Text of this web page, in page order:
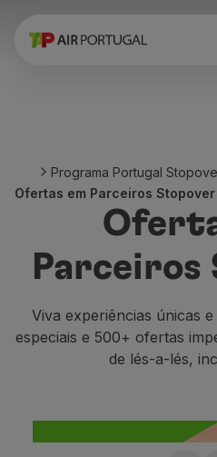
Reservar
Stopover
Informações de viagem
Viajar com animais
Grávidas
Requisitos e documentação
Voar em Economy
Refeições a bordo
Programa Portugal
Ofertas em Parceiros Stopover
Parceiros
Viva experiências únicas
especiais e 500+ ofertas
de lés-a-lés,